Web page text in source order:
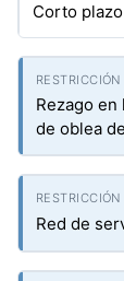
Corto
Rezago en
de oblea
Red de